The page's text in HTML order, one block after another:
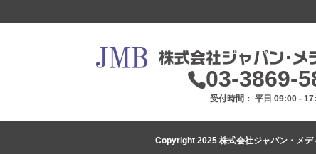
03-3869-
受付時間： 平日 09:00 -
Copyright 2025 株式会社ジャパン・メデ